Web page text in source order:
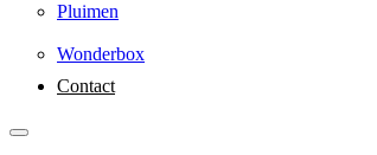
Pluimen
Wonderbox
Contact